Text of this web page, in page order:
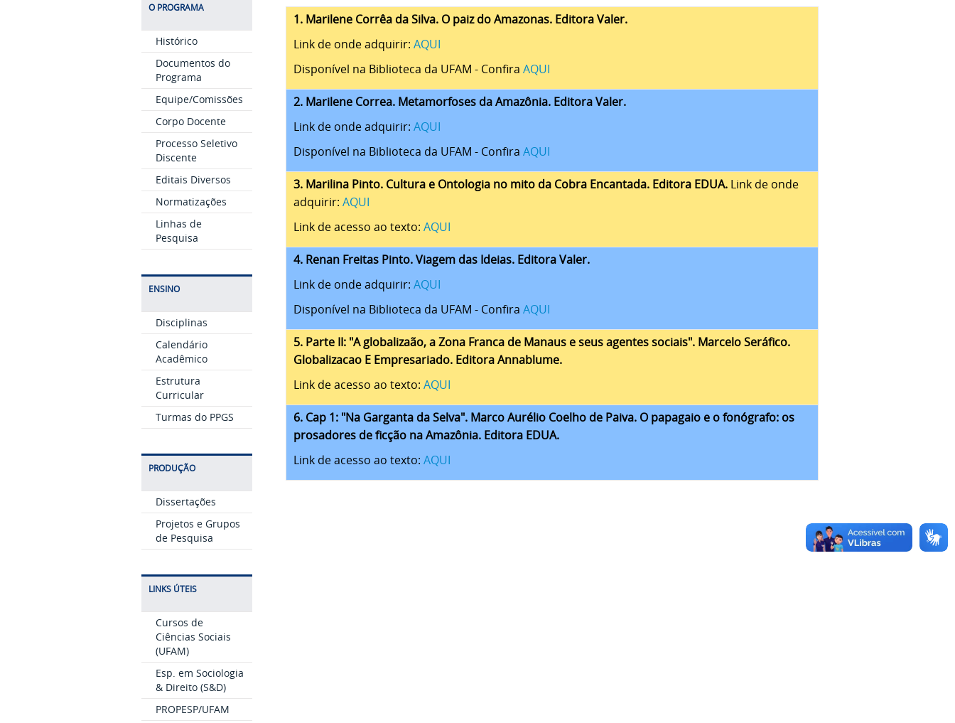
O PROGRAMA
Histórico
Documentos do
Programa
Equipe/Comissões
Corpo Docente
Processo Seletivo
Discente
Editais Diversos
Normatizações
Linhas de
Pesquisa
ENSINO
Disciplinas
Calendário
Acadêmico
Estrutura
Curricular
Turmas do PPGS
PRODUÇÃO
Dissertações
Projetos e Grupos
de Pesquisa
LINKS ÚTEIS
Cursos de
Ciências Sociais
(UFAM)
Esp. em Sociologia
& Direito (S&D)
PROPESP/UFAM
1. Marilene Corrêa da Silva. O paiz do Amazonas. Editora Valer.
Link de onde adquirir: AQUI
Disponível na Biblioteca da UFAM - Confira AQUI
2. Marilene Correa. Metamorfoses da Amazônia. Editora Valer.
Link de onde adquirir: AQUI
Disponível na Biblioteca da UFAM - Confira AQUI
3. Marilina Pinto. Cultura e Ontologia no mito da Cobra Encantada. Editora EDUA. Link de onde
adquirir: AQUI
Link de acesso ao texto: AQUI
4. Renan Freitas Pinto. Viagem das Ideias. Editora Valer.
Link de onde adquirir: AQUI
Disponível na Biblioteca da UFAM - Confira AQUI
5. Parte II: "A globalizaão, a Zona Franca de Manaus e seus agentes sociais". Marcelo Seráfico.
Globalizacao E Empresariado. Editora Annablume.
Link de acesso ao texto: AQUI
6. Cap 1: "Na Garganta da Selva". Marco Aurélio Coelho de Paiva. O papagaio e o fonógrafo: os
prosadores de ficção na Amazônia. Editora EDUA.
Link de acesso ao texto: AQUI